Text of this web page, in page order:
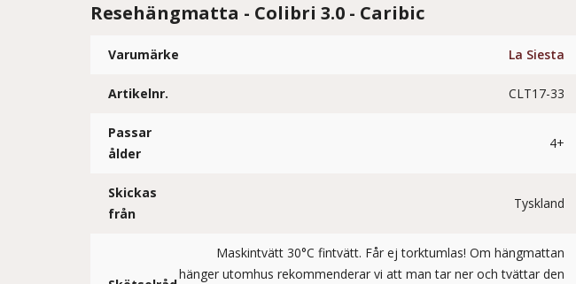
Resehängmatta - Colibri 3.0 - Caribic
Varumärke La Siesta
Artikelnr. CLT17-33
Passar
ålder
4+
Skickas
från
Tyskland
Maskintvätt 30°C fintvätt. Får ej torktumlas! Om hängmattan
hänger utomhus rekommenderar vi att man tar ner och tvättar den